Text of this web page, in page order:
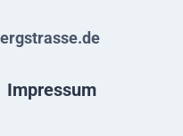
Impressum